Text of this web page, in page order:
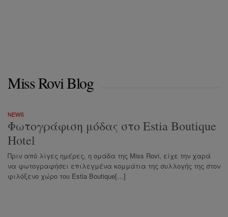
Miss Rovi Blog
NEWS
Φωτογράφιση μόδας στο Estia Boutique
Hotel
Πριν από λίγες ημέρες, η ομάδα της Miss Rovi, είχε την χαρά
να φωτογραφήσει επιλεγμένα κομμάτια της συλλογής της στον
φιλόξενο χώρο του Estia Boutique[…]